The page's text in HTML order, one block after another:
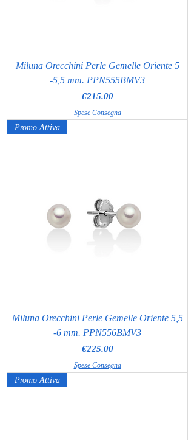
Miluna Orecchini Perle Gemelle Oriente 5
-5,5 mm. PPN555BMV3
Price
€215.00
Spese Consegna
Promo Attiva
Miluna Orecchini Perle Gemelle Oriente 5,5
-6 mm. PPN556BMV3
Price
€225.00
Spese Consegna
Promo Attiva